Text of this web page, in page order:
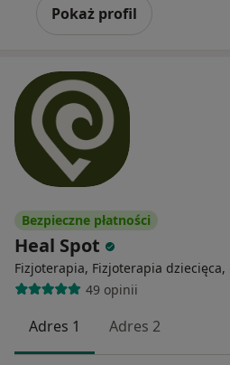
Pokaż profil
Bezpieczne płatności
Heal Spot
Fizjoterapia, Fizjoterapia dziecięca,
49 opinii
Adres 1 Adres 2